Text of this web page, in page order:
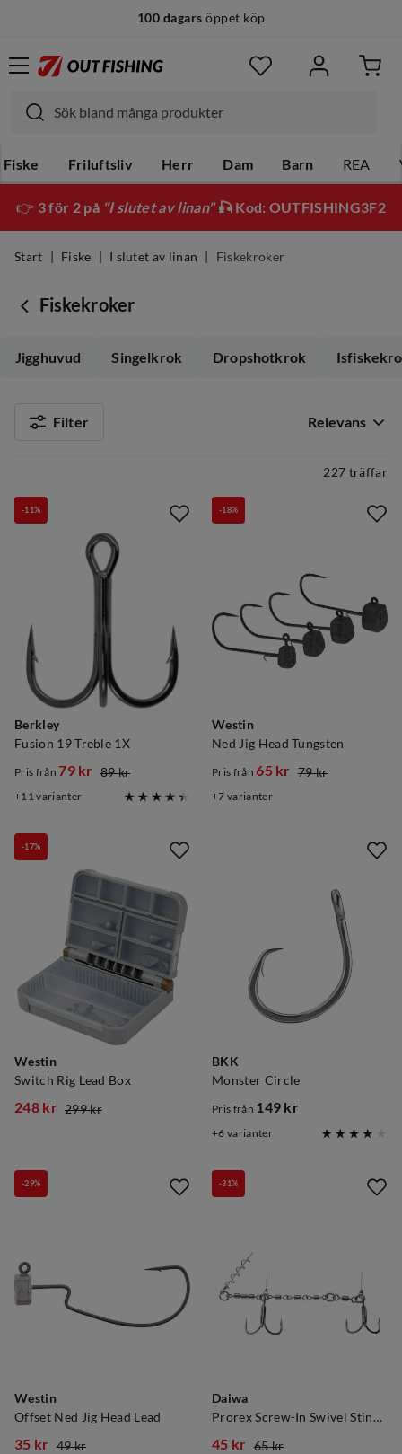
100 dagars öppet köp
Fiske Friluftsliv Herr Dam Barn REA
👉 3 för 2 på "I slutet av linan"🎣 Kod: OUTFISHING3F2
Start Fiske I slutet av linan Fiskekroker
Fiskekroker
Jigghuvud Singelkrok Dropshotkrok
Filter Relevans
227 träffar
Berkley
Fusion 19 Treble 1X
-11%
discounted
Pris från 79 kr
original
89 kr
11 varianter
Westin
Ned Jig Head Tungsten
-18%
discounted
Pris från65 kr
original
79 kr
7 varianter
Westin
Switch Rig Lead Box
-17%
248 kr 299 kr
BKK
Monster Circle
price
Pris från 149 kr
6 varianter
Westin
Offset Ned Jig Head Lead
-29%
35 kr
49 kr
Daiwa
Prorex Screw-In Swivel Stinger
-31%
45 kr
65 kr